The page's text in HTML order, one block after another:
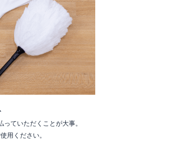
ていただくことが大事。
用ください。